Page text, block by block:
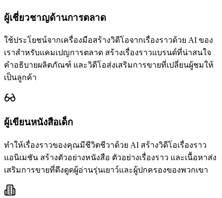
ผู้เชี่ยวชาญด้านการตลาด
ใช้ประโยชน์จากเครื่องมือสร้างวิดีโอจากเรื่องราวด้วย AI ของ
เราสำหรับแคมเปญการตลาด สร้างเรื่องราวแบรนด์ที่น่าสนใจ
คำอธิบายผลิตภัณฑ์ และวิดีโอส่งเสริมการขายที่เปลี่ยนผู้ชมให้
เป็นลูกค้า
ผู้เขียนหนังสือเด็ก
ทำให้เรื่องราวของคุณมีชีวิตชีวาด้วย AI สร้างวิดีโอเรื่องราว
แอนิเมชัน สร้างตัวอย่างหนังสือ ตัวอย่างเรื่องราว และเนื้อหาส่ง
เสริมการขายที่ดึงดูดผู้อ่านรุ่นเยาว์และผู้ปกครองของพวกเขา